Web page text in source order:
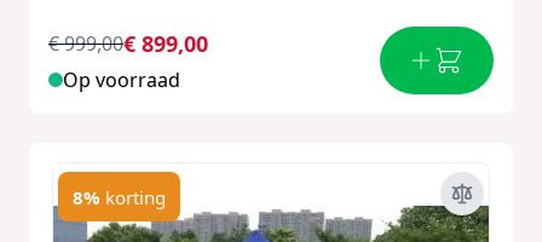
€ 899,00
€ 999,00
Op voorraad
8% korting